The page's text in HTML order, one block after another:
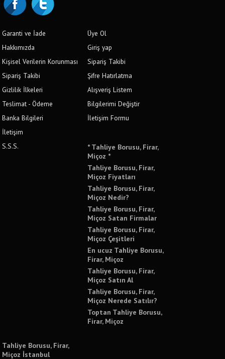
Garanti ve İade
Hakkımızda
Kişisel Verilerin Korunması
Sipariş Takibi
Gizlilik İlkeleri
Teslimat - Ödeme
Banka Bilgileri
İletişim
S.S.S.
Üye Ol
Giriş yap
Sipariş Takibi
Şifre Hatırlatma
Alışveriş Listem
Bilgilerimi Değiştir
İletişim Formu
* Tahliye Borusu, Firar,
Miçoz *
Tahliye Borusu, Firar,
Miçoz Fiyatları
Tahliye Borusu, Firar,
Miçoz Nedir?
Tahliye Borusu, Firar,
Miçoz Satan Firmalar
Tahliye Borusu, Firar,
Miçoz Çeşitleri
En ucuz Tahliye Borusu,
Firar, Miçoz
Tahliye Borusu, Firar,
Miçoz Satın Al
Tahliye Borusu, Firar,
Miçoz Nerede Satılır?
Toptan Tahliye Borusu,
Firar, Miçoz
Tahliye Borusu, Firar,
Miçoz İstanbul